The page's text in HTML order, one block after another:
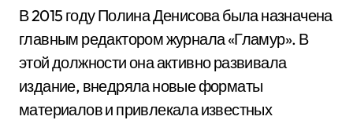
В 2015 году Полина Денисова была назначена
главным редактором журнала «Гламур». В
этой должности она активно развивала
издание, внедряла новые форматы
материалов и привлекала известных